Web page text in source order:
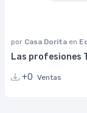
por Casa Dorita en
Las profesiones
+0 Ventas